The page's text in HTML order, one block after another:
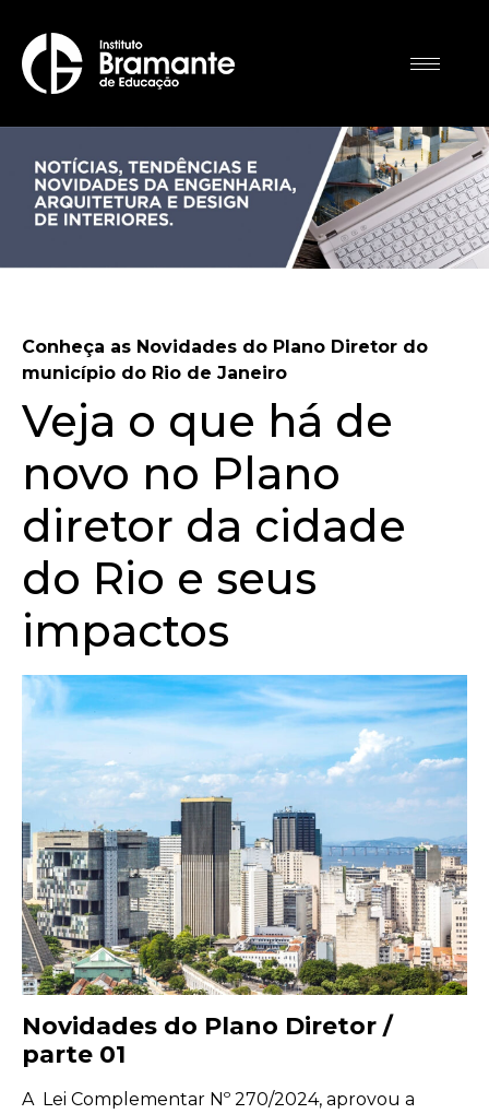
Conheça as Novidades do Plano Diretor do
município do Rio de Janeiro
Veja o que há de
novo no Plano
diretor da cidade
do Rio e seus
impactos
Novidades do Plano Diretor /
parte 01
A Lei Complementar Nº 270/2024, aprovou a